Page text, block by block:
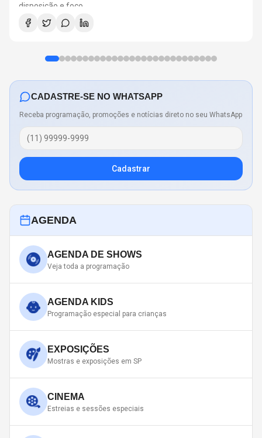
disposição e foco
CADASTRE-SE NO WHATSAPP
Receba programação, promoções e notícias direto no seu WhatsApp
Cadastrar
AGENDA
AGENDA DE SHOWS
Veja toda a programação
AGENDA KIDS
Programação especial para crianças
EXPOSIÇÕES
Mostras e exposições em SP
CINEMA
Estreias e sessões especiais